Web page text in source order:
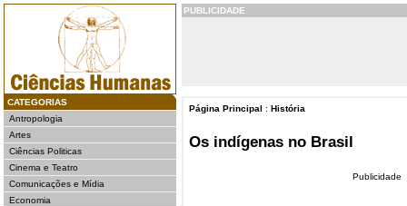
CATEGORIAS
Antropologia
Artes
Ciências Politicas
Cinema e Teatro
Comunicações e Mídia
Economia
PUBLICIDADE
Página Principal : História
Os indígenas no Brasil
Publicidade